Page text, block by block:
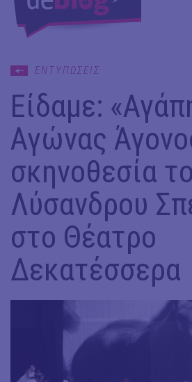
ΕΝΤΥΠΩΣΕΙΣ
Είδαμε:
Αγώνας
σκηνοθεσία
Λύσανδρου
στο Θέατρο
Δεκατέσσερα